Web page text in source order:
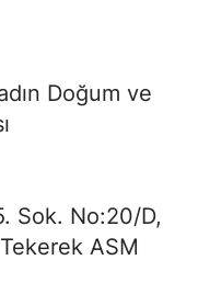
Doğum ve
Sok. No:20/D,
ASM